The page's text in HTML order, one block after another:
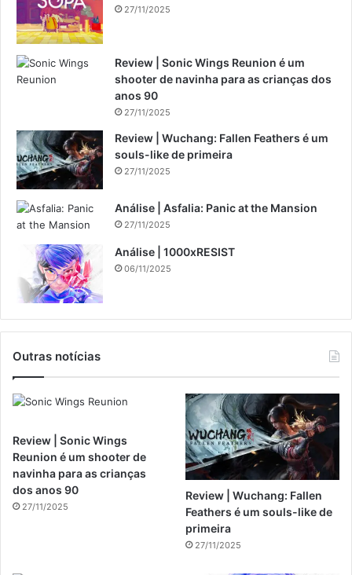
27/11/2025
Review | Sonic Wings Reunion é um
shooter de navinha para as crianças dos
anos 90
27/11/2025
Review | Wuchang: Fallen Feathers é um
souls-like de primeira
27/11/2025
Análise | Asfalia: Panic at the Mansion
27/11/2025
Análise | 1000xRESIST
06/11/2025
Outras notícias
Review | Sonic Wings
Reunion é um shooter de
navinha para as crianças
dos anos 90
27/11/2025
Review | Wuchang: Fallen
Feathers é um souls-like de
primeira
27/11/2025